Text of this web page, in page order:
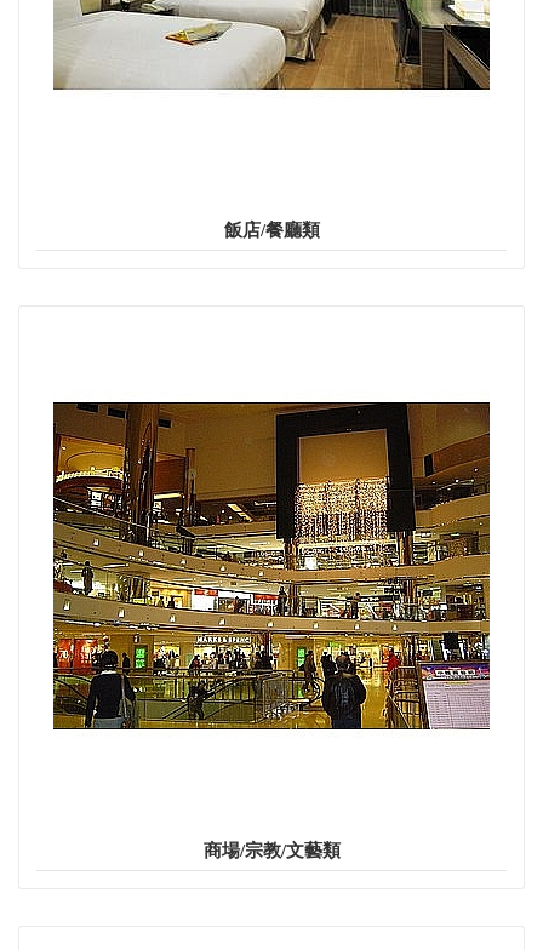
飯店/餐廳類
商場/宗教/文藝類